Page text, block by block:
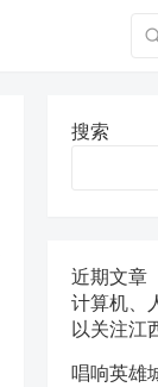
搜索
近期文章
计算机、
以关注江
唱响英雄